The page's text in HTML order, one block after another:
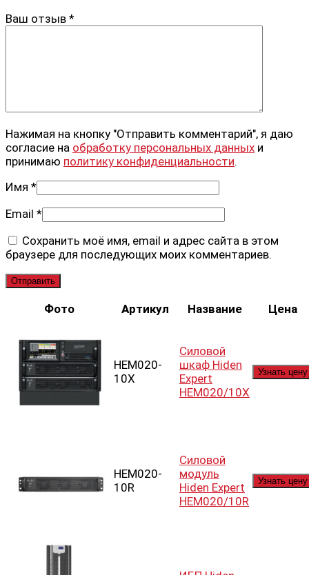
Ваш отзыв *
Нажимая на кнопку "Отправить комментарий", я даю
согласие на обработку персональных данных и
принимаю политику конфиденциальности.
Имя *
Email *
Сохранить моё имя, email и адрес сайта в этом
браузере для последующих моих комментариев.
Фото Артикул Название Цена
HEM020-
10X
Силовой
шкаф Hiden
Expert
HEM020/10X
Узнать цену
HEM020-
10R
Силовой
модуль
Hiden Expert
HEM020/10R
Узнать цену